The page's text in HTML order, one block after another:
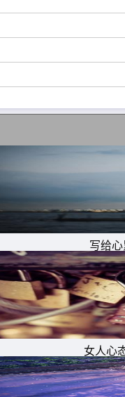
得得吃亏!一个人如
，而是没胆。
仅是为了赚钱，更是为
就了多少人!又有多少
写给
女人心